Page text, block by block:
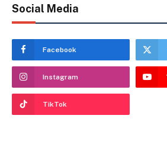
Social Media
Facebook
Instagram
TikTok